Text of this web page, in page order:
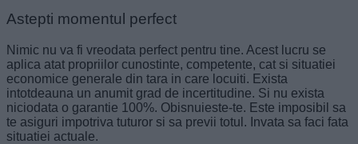
Astepti momentul perfect
Nimic nu va fi vreodata perfect pentru tine. Acest lucru se
aplica atat propriilor cunostinte, competente, cat si situatiei
economice generale din tara in care locuiti. Exista
intotdeauna un anumit grad de incertitudine. Si nu exista
niciodata o garantie 100%. Obisnuieste-te. Este imposibil sa
te asiguri impotriva tuturor si sa previi totul. Invata sa faci fata
situatiei actuale.